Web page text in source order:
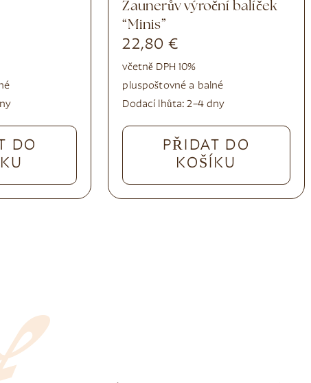
DO
Zaunerův výroční balíček
“Minis”
22,80€
včetně DPH 10%
pluspoštovné a balné
Dodací lhůta:2–4 dny
PŘIDAT DO
KOŠÍKU